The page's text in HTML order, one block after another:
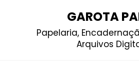
GAROTA
Papelaria,
Arquivos